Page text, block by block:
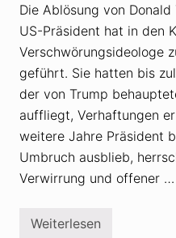
Die Ablösung von
US-Präsident hat in den
Verschwörungsideologe
geführt. Sie hatten bis
der von Trump
auffliegt, Verhaftungen
weitere Jahre Präsident
Umbruch ausblieb,
Verwirrung und offener …
G
Weiterlesen